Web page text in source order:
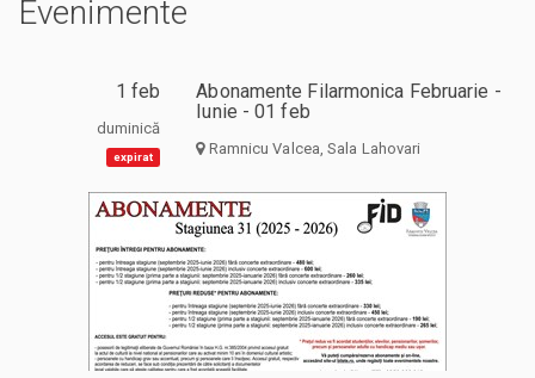
Evenimente
1 feb
duminică
expirat
Abonamente Filarmonica Februarie -
Iunie - 01 feb
Ramnicu Valcea, Sala Lahovari